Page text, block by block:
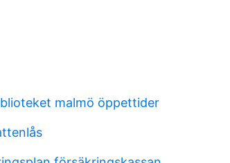
malmö öppettider